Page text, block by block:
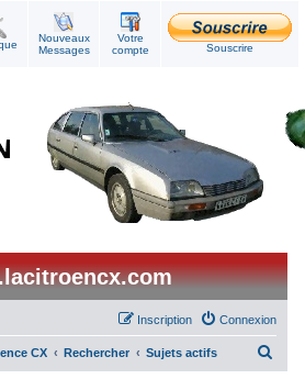
Nouveaux
Messages
Votre
compte
Souscrire
Connexion
Inscription
CX Rechercher Sujets actifs